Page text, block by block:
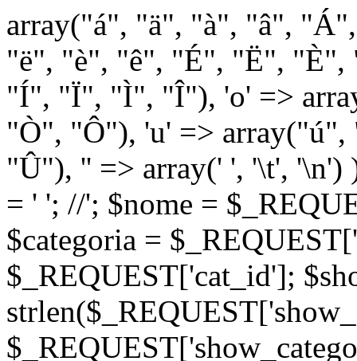
array("á", "ä", "à", "â",
"ë", "è", "ê", "É", "Ë",
"Í", "Ï", "Ì", "Î"), 'o' =>
"Ò", "Ô"), 'u' =>
"Û"), '' => array(' ', '\t',
= ' '; //'; $nome =
$categoria =
$_REQUEST['cat_id'];